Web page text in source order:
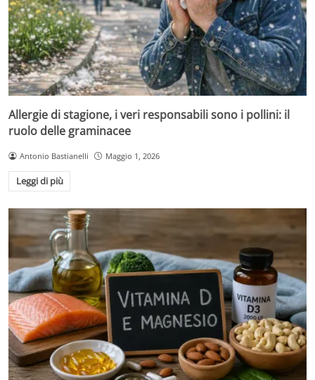
Allergie di stagione, i veri responsabili sono i pollini: il
ruolo delle graminacee
Antonio Bastianelli Maggio 1, 2026
Leggi di più